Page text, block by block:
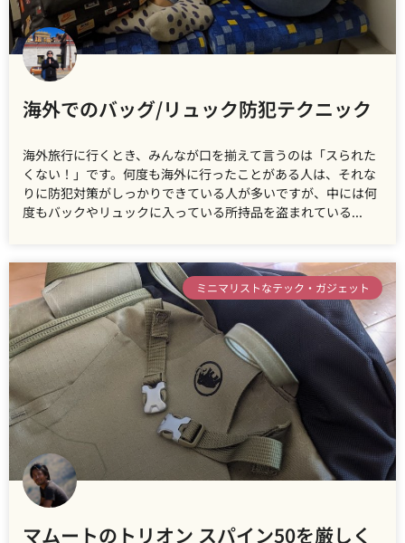
海外でのバッグ/リュック防犯テクニック
海外旅行に行くとき、みんなが口を揃えて言うのは「スられた
くない！」です。何度も海外に行ったことがある人は、それな
りに防犯対策がしっかりできている人が多いですが、中には何
度もバックやリュックに入っている所持品を盗まれている
ミニマリストなテック・ガジェット
マムートのトリオン スパイン50を厳しく